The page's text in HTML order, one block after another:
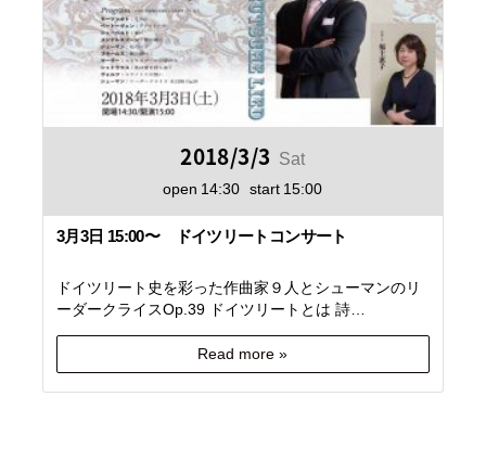
2018/3/3 Sat
open 14:30 start 15:00
3月3日 15:00〜 ドイツリートコンサート
ドイツリート史を彩った作曲家９人とシューマンのリ
ーダークライスOp.39 ドイツリートとは 詩…
Read more »